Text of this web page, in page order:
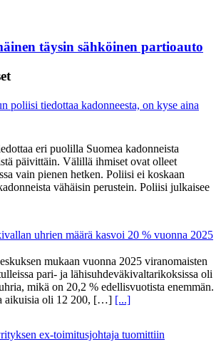
täysin sähköinen partioauto
tiedottaa kadonneesta, on kyse aina
eri puolilla Suomea kadonneista
päivittäin. Välillä ihmiset ovat olleet
vain pienen hetken. Poliisi ei koskaan
vähäisin perustein. Poliisi julkaisee
uhrien määrä kasvoi 20 % vuonna 2025
mukaan vuonna 2025 viranomaisten
pari- ja lähisuhdeväkivaltarikoksissa oli
mikä on 20,2 % edellisvuotista enemmän.
aikuisia oli 12 200, […] [...]
ex-toimitusjohtaja tuomittiin